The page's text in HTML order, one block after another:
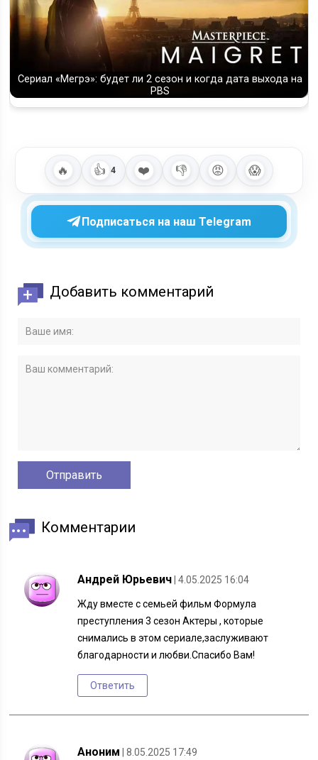
Сериал «Мегрэ»: будет ли 2 сезон и когда дата выхода на
PBS
🔥 👍 4 ❤️ 👎 😡 😱
Подписаться на наш Telegram
Добавить комментарий
Комментарии
Андрей Юрьевич | 4.05.2025 16:04
Жду вместе с семьей фильм Формула
преступления 3 сезон Актеры , которые
снимались в этом сериале,заслуживают
благодарности и любви.Спасибо Вам!
Ответить
Аноним | 8.05.2025 17:49